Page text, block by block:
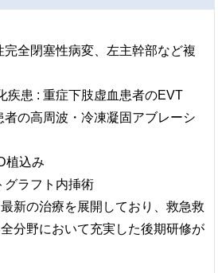
完全閉塞性病変、左主幹部など複
疾患 : 重症下肢虚血患者のEVT
者の高周波・冷凍凝固アブレーシ
植込み
グラフト内挿術
新の治療を展開しており、救急救
分野において充実した後期研修が